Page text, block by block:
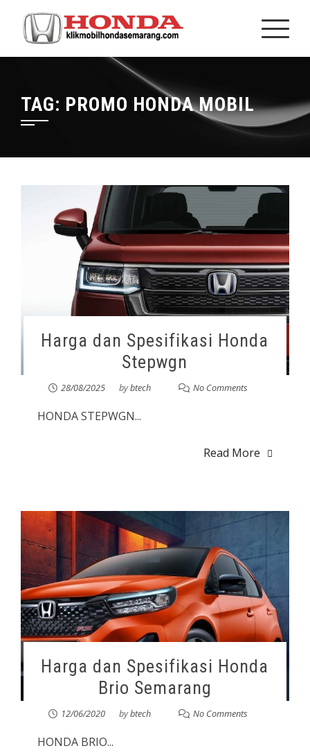
TAG: PROMO HONDA MOBIL
Harga dan Spesifikasi Honda
Stepwgn
28/08/2025 bybtech No Comments
HONDA STEPWGN...
Read More
Harga dan Spesifikasi Honda
Brio Semarang
12/06/2020 bybtech No Comments
HONDA BRIO...